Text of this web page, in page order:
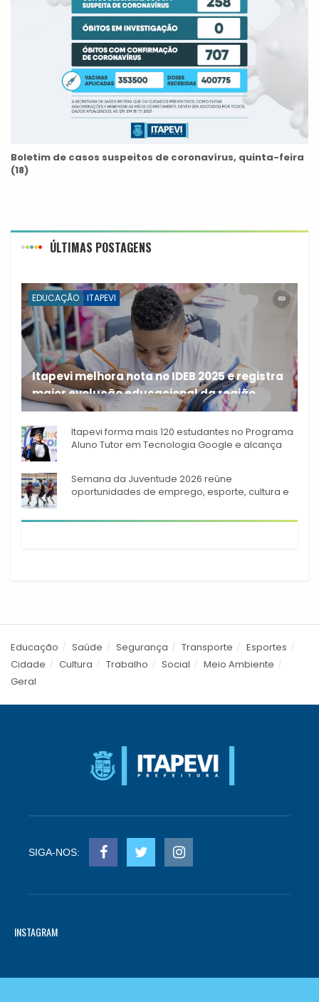
Boletim de casos suspeitos de coronavírus, quinta-feira
(18)
ÚLTIMAS POSTAGENS
EDUCAÇÃO ITAPEVI
Itapevi melhora nota no IDEB 2025 e registra
maior evolução educacional da região
A rede municipal de ensino
Itapevi forma mais 120 estudantes no Programa
Aluno Tutor em Tecnologia Google e alcança
Semana da Juventude 2026 reúne
oportunidades de emprego, esporte, cultura e
Educação Saúde Segurança Transporte
Esportes
Cidade
Cultura Trabalho Social
Meio Ambiente
Geral
SIGA-NOS:
INSTAGRAM